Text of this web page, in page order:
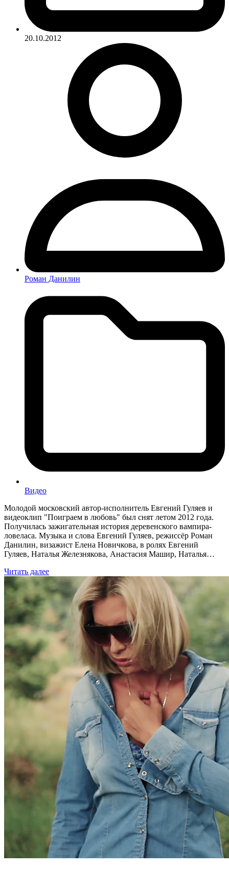
20.10.2012
Роман Данилин
Видео
Молодой московский автор-исполнитель Евгений Гуляев и
видеоклип "Поиграем в любовь" был снят летом 2012 года.
Получилась зажигательная история деревенского вампира-
ловеласа. Музыка и слова Евгений Гуляев, режиссёр Роман
Данилин, визажист Елена Новичкова, в ролях Евгений
Гуляев, Наталья Железнякова, Анастасия Машир, Наталья…
Читать далее